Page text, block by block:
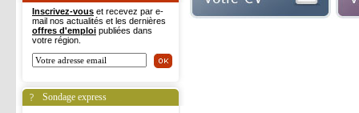
Inscrivez-vous et recevez par e-
mail nos actualités et les dernières
offres d'emploi publiées dans
votre région.
Sondage express